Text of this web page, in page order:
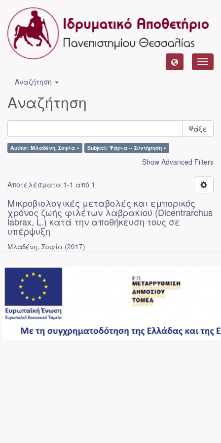
Αναζήτηση
Αναζήτηση
Ψάξε
Author: Μλαδένη, Σοφία × Subject: Ψάρια -- Συντήρηση ×
Show Advanced Filters
Αποτελέσματα 1-1 από 1
Μικροβιολογικές μεταβολές και εμπορικός
χρόνος ζωής φιλέτων λαβρακιού (Dicentrarchus
labrax, L.) κατά την αποθήκευση τους σε
υπέρψυξη
Μλαδένη, Σοφία (2017)